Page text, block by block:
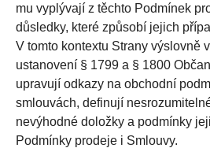
mu vyplývají z těchto Podmínek
důsledky, které způsobí jejich
V tomto kontextu Strany výslovně
ustanovení § 1799 a § 1800
upravují odkazy na obchodní
smlouvách, definují
nevýhodné doložky a podmínky
Podmínky prodeje i Smlouvy.